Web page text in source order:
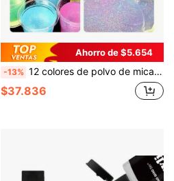
Ahorro de $5.654
-13% 12 colores de polvo de mica brillante, tinte para resina epoxi, pigmento perlado con brillo holográfico brillante, adecuado para resina epoxi, joyería DIY, manualidades, elaboración de velas, arte de uñas - colorido, forja de joyas y otros proyectos y regalos DIY
$37.836